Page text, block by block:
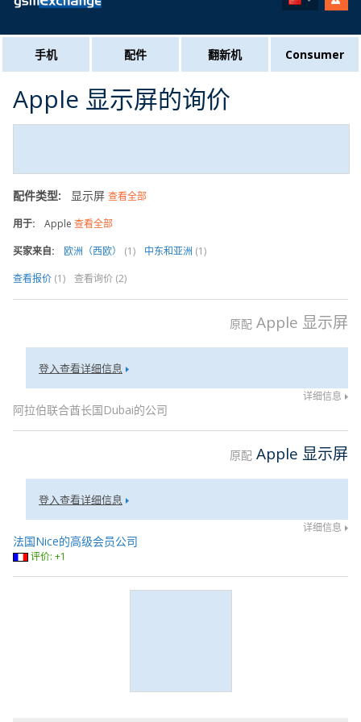
手机 配件 翻新机 Consumer
Apple 显示屏的询价
配件类型: 显示屏 查看全部
用于:
Apple 查看全部
买家来自:
欧洲（西欧） (1) 中东和亚洲 (1)
查看报价 (1) 查看询价 (2)
原配 Apple 显示屏
登入查看详细信息
详细信息
阿拉伯联合酋长国Dubai的公司
原配 Apple 显示屏
登入查看详细信息
详细信息
法国Nice的高级会员公司
评价: +1